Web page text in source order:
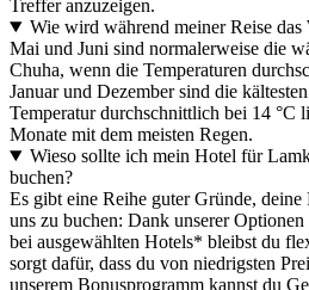
Treffer anzuzeigen.
Wie wird während meiner Reise
Mai und Juni sind normalerweise die
Chuha, wenn die Temperaturen
Januar und Dezember sind die
Temperatur durchschnittlich bei 14 °C
Monate mit dem meisten Regen.
Wieso sollte ich mein Hotel für
buchen?
Es gibt eine Reihe guter Gründe,
uns zu buchen: Dank unserer
bei ausgewählten Hotels* bleibst du
sorgt dafür, dass du von niedrigsten
unserem Bonusprogramm kannst du